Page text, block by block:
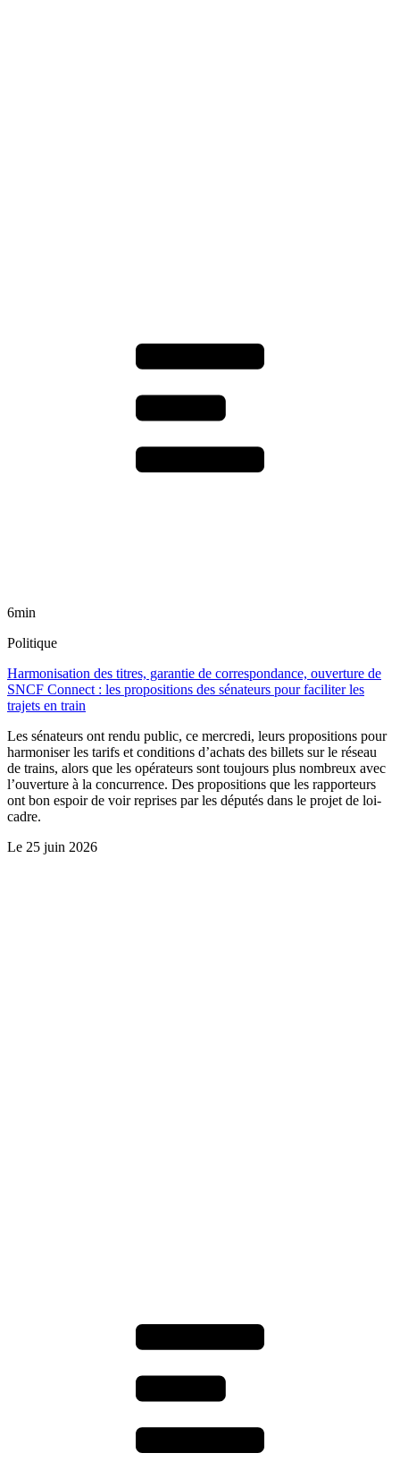
6min
Politique
Harmonisation des titres, garantie de correspondance, ouverture de
SNCF Connect : les propositions des sénateurs pour faciliter les
trajets en train
Les sénateurs ont rendu public, ce mercredi, leurs propositions pour
harmoniser les tarifs et conditions d’achats des billets sur le réseau
de trains, alors que les opérateurs sont toujours plus nombreux avec
l’ouverture à la concurrence. Des propositions que les rapporteurs
ont bon espoir de voir reprises par les députés dans le projet de loi-
cadre.
Le 25 juin 2026